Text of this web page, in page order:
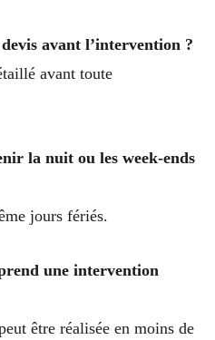
avant l’intervention ?
avant toute
la nuit ou les week-ends
jours fériés.
une intervention
être réalisée en moins de